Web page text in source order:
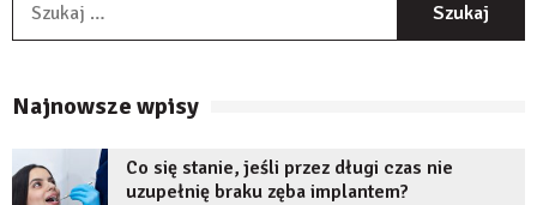
Najnowsze wpisy
Co się stanie, jeśli przez długi czas nie
uzupełnię braku zęba implantem?